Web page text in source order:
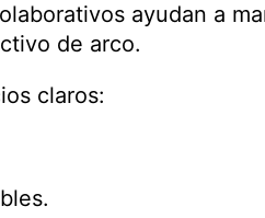
ayudan a
de arco.
claros: